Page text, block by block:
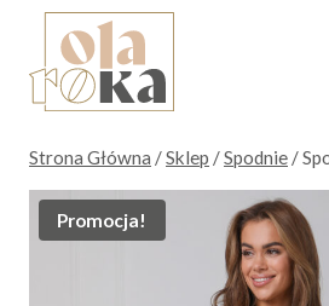
Przejdź
treści
Strona Główna /Sklep /Spodnie /
Promocja!